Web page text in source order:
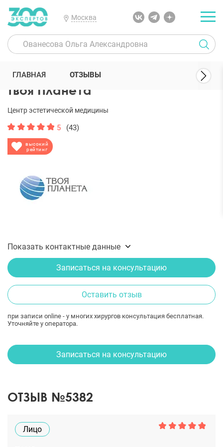
Москва
300 Экспертов Клиники
Твоя Планета
высокий
рейтинг
Центр эстетической медицины
5 (43)
Показать контактные данные
Записаться на консультацию
Оставить отзыв
при записи online - у многих хирургов консультация бесплатная.
Уточняйте у оператора.
ГЛАВНАЯ ОТЗЫВЫ
Записаться на консультацию
ОТЗЫВ №5382
Лицо